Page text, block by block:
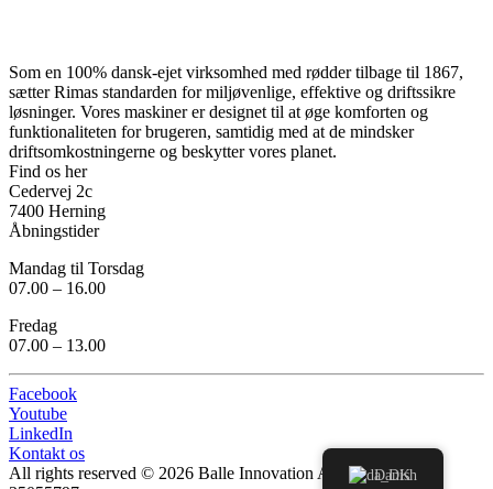
Som en 100% dansk-ejet virksomhed med rødder tilbage til 1867,
sætter Rimas standarden for miljøvenlige, effektive og driftssikre
løsninger. Vores maskiner er designet til at øge komforten og
funktionaliteten for brugeren, samtidig med at de mindsker
driftsomkostningerne og beskytter vores planet.
Find os her
Cedervej 2c
7400 Herning
Åbningstider
Mandag til Torsdag
07.00 – 16.00
Fredag
07.00 – 13.00
Facebook
Youtube
LinkedIn
Kontakt os
All rights reserved © 2026 Balle Innovation ApS – CVR:
Danish